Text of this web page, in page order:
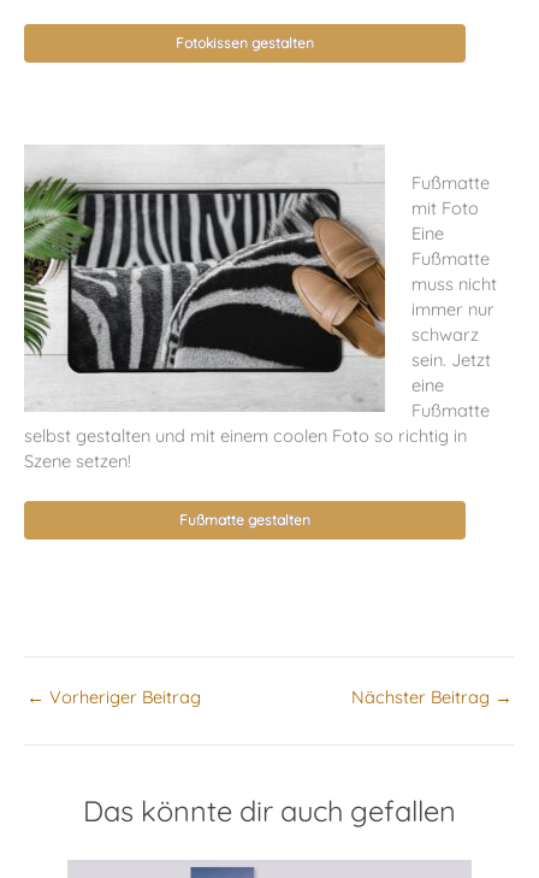
Fotokissen gestalten
Fußmatte
mit Foto
Eine
Fußmatte
muss nicht
immer nur
schwarz
sein. Jetzt
eine
Fußmatte
selbst gestalten und mit einem coolen Foto so richtig in
Szene setzen!
Fußmatte gestalten
← Vorheriger Beitrag Nächster Beitrag →
Das könnte dir auch gefallen